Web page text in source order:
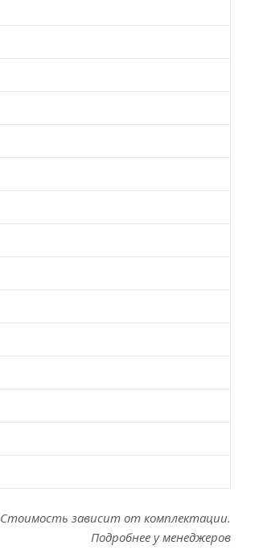
Стоимость зависит от комплектации.
Подробнее у менеджеров